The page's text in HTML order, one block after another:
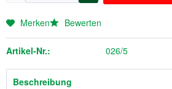
Merken Bewerten
Artikel-Nr.: 026/5
Beschreibung